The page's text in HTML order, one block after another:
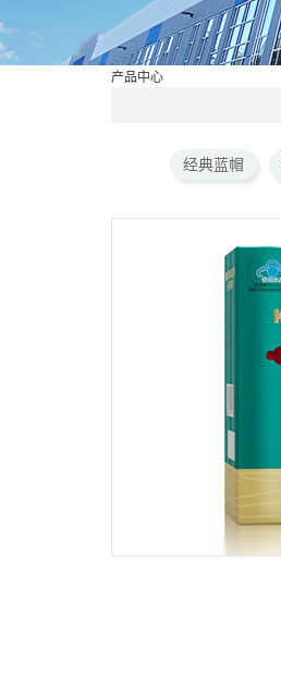
产品中心
经典蓝帽